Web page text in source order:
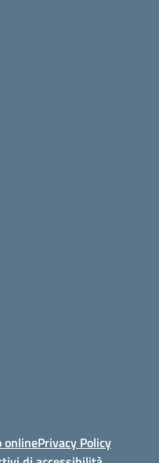
onlinePrivacy Policy